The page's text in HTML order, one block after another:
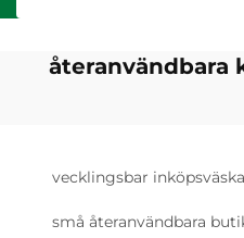
återanvändbara
vecklingsbar inköpsväska
små återanvändbara